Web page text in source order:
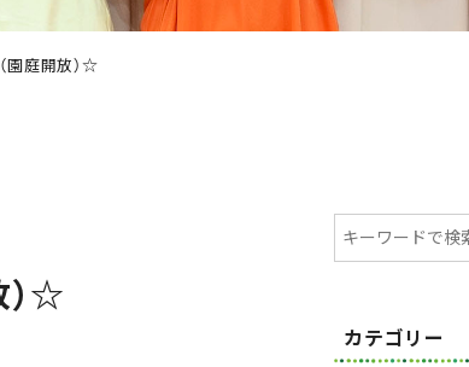
園庭開放）☆
☆
カテゴリー